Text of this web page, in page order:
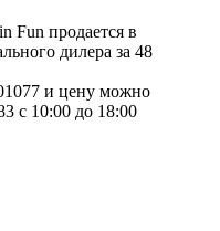
Fun продается в
дилера за 48
и цену можно
с 10:00 до 18:00